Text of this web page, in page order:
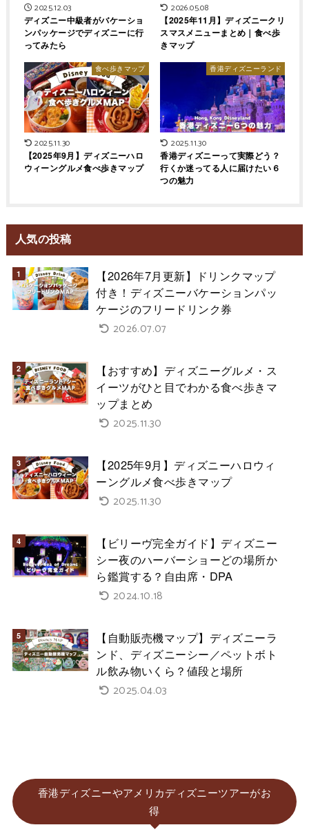
2025.12.03
ディズニー中級者がバケーショ
ンパッケージでディズニーに行
ってみたら
2026.05.08
【2025年11月】ディズニークリ
スマスメニューまとめ｜食べ歩
きマップ
食べ歩きマップ
2025.11.30
【2025年9月】ディズニーハロ
ウィーングルメ食べ歩きマップ
香港ディズニーランド
2025.11.30
香港ディズニーって実際どう？
行くか迷ってる人に届けたい６
つの魅力
人気の投稿
【2026年7月更新】ドリンクマップ
付き！ディズニーバケーションパッ
ケージのフリードリンク券
2026.07.07
【おすすめ】ディズニーグルメ・ス
イーツがひと目でわかる食べ歩きマ
ップまとめ
2025.11.30
【2025年9月】ディズニーハロウィ
ーングルメ食べ歩きマップ
2025.11.30
【ビリーヴ完全ガイド】ディズニー
シー夜のハーバーショーどの場所か
ら鑑賞する？自由席・DPA
2024.10.18
【自動販売機マップ】ディズニーラ
ンド、ディズニーシー／ペットボト
ル飲み物いくら？値段と場所
2025.04.03
香港ディズニーやアメリカディズニーツアーがお
得